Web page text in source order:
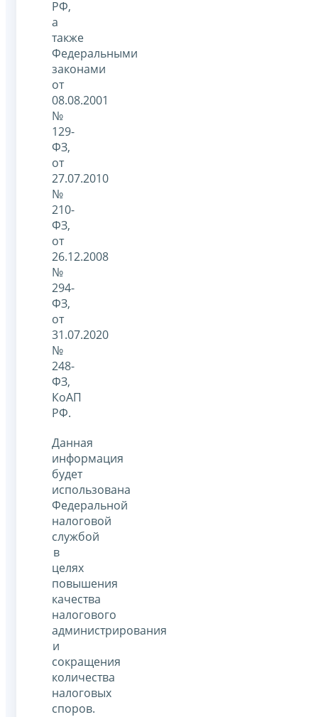
РФ,
а
также
Федеральными
законами
от
08.08.2001
№
129-
ФЗ,
от
27.07.2010
№
210-
ФЗ,
от
26.12.2008
№
294-
ФЗ,
от
31.07.2020
№
248-
ФЗ,
КоАП
РФ.
Данная
информация
будет
использована
Федеральной
налоговой
службой
в
целях
повышения
качества
налогового
администрирования
и
сокращения
количества
налоговых
споров.